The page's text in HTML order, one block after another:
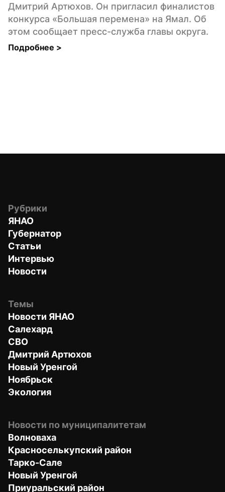
Дмитрий Артюхов. Он пригласил финалистов
конкурса «Большая перемена» на Ямал. Об
этом сообщает пресс-служба главы округа.
Подробнее >
Рубрики
ЯНАО
Губернатор
Статьи
Интервью
Новости
Темы
Новости ЯНАО
Салехард
СВО
Дмитрий Артюхов
Новый Уренгой
Ноябрьск
Экология
Новости по муниципалитетам
Волноваха
Красноселькупский район
Тарко-Сале
Новый Уренгой
Приуральский район